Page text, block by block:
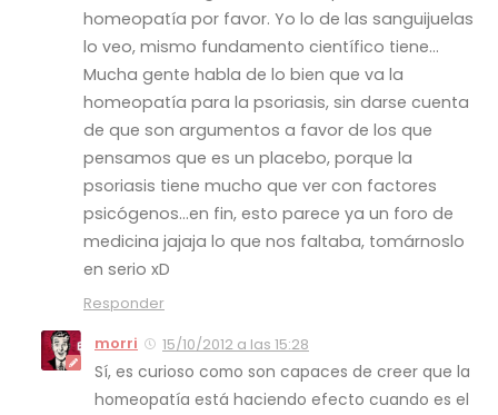
homeopatía por favor. Yo lo de las sanguijuelas
lo veo, mismo fundamento científico tiene…
Mucha gente habla de lo bien que va la
homeopatía para la psoriasis, sin darse cuenta
de que son argumentos a favor de los que
pensamos que es un placebo, porque la
psoriasis tiene mucho que ver con factores
psicógenos…en fin, esto parece ya un foro de
medicina jajaja lo que nos faltaba, tomárnoslo
en serio xD
Responder
morri
15/10/2012 a las 15:28
Sí, es curioso como son capaces de creer que la
homeopatía está haciendo efecto cuando es el